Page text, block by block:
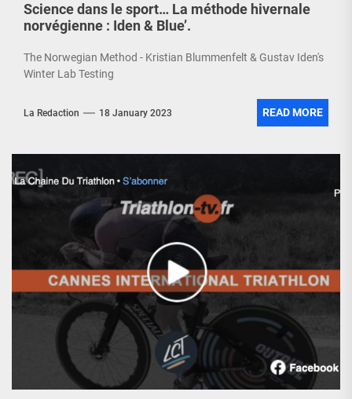
Science dans le sport… La méthode hivernale
norvégienne : Iden & Blue’.
The Norwegian Method - Kristian Blummenfelt & Gustav Iden's
Winter Lab Testing
La Redaction 18 January 2023 READ MORE